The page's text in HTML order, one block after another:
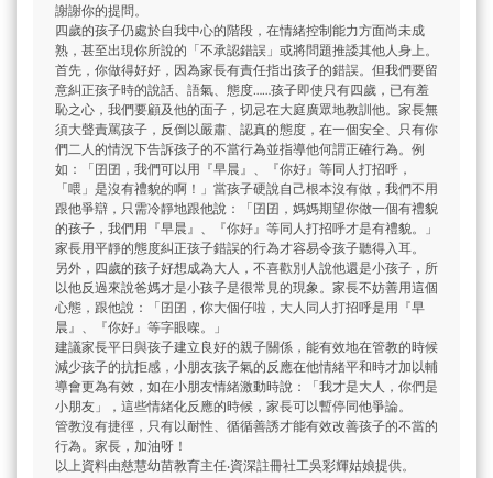
謝謝你的提問。
四歲的孩子仍處於自我中心的階段，在情緒控制能力方面尚未成
熟，甚至出現你所說的「不承認錯誤」或將問題推諉其他人身上。
首先，你做得好好，因為家長有責任指出孩子的錯誤。但我們要留
意糾正孩子時的說話、語氣、態度……孩子即使只有四歲，已有羞
恥之心，我們要顧及他的面子，切忌在大庭廣眾地教訓他。家長無
須大聲責罵孩子，反倒以嚴肅、認真的態度，在一個安全、只有你
們二人的情況下告訴孩子的不當行為並指導他何謂正確行為。例
如：「囝囝，我們可以用『早晨』、『你好』等同人打招呼，
「喂」是沒有禮貌的啊！」當孩子硬說自己根本沒有做，我們不用
跟他爭辯，只需冷靜地跟他說：「囝囝，媽媽期望你做一個有禮貌
的孩子，我們用『早晨』、『你好』等同人打招呼才是有禮貌。」
家長用平靜的態度糾正孩子錯誤的行為才容易令孩子聽得入耳。
另外，四歲的孩子好想成為大人，不喜歡別人說他還是小孩子，所
以他反過來說爸媽才是小孩子是很常見的現象。家長不妨善用這個
心態，跟他說：「囝囝，你大個仔啦，大人同人打招呼是用『早
晨』、『你好』等字眼㗎。」
建議家長平日與孩子建立良好的親子關係，能有效地在管教的時候
減少孩子的抗拒感，小朋友孩子氣的反應在他情緒平和時才加以輔
導會更為有效，如在小朋友情緒激動時說：「我才是大人，你們是
小朋友」，這些情緒化反應的時候，家長可以暫停同他爭論。
管教沒有捷徑，只有以耐性、循循善誘才能有效改善孩子的不當的
行為。家長，加油呀！
以上資料由慈慧幼苗教育主任‧資深註冊社工吳彩輝姑娘提供。